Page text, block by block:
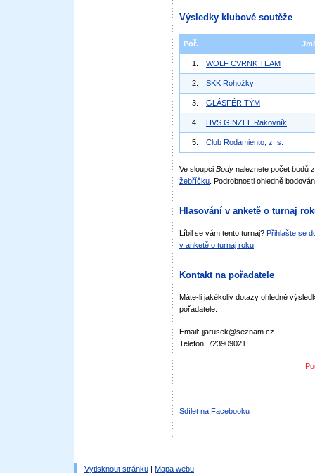
Výsledky klubové soutěže
Poř.
1. WOLF CVRNK TEAM
2. SKK Rohožky
3. GLÁSFÉR TÝM
4. HVS GINZEL Rakovník
5. Club Rodamiento, z. s.
Ve sloupci Body naleznete počet bodů
žebříčku . Podrobnosti ohledně
Hlasování v anketě o turnaj
Líbil se vám tento turnaj? Přihlašte se
v anketě o turnaj roku
Kontakt na pořadatele
Máte-li jakékoliv dotazy ohledně
pořadatele:
Email: jjarusek@seznam.cz
Telefon: 723909021
Sdílet na Facebooku
Vytisknout stránku | Mapa webu